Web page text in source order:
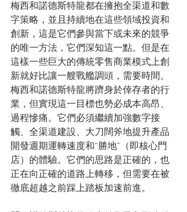
梅西和諾德斯特龍都在擁抱全渠道和數
字策略，並且持續地在這些領域投資和
創新，這是它們參與當下或未來的競爭
的唯一方法，它們深知這一點。但是在
這樣一些巨大的傳統零售商業模式上創
新就好比讓一艘戰艦調頭，需要時間。
梅西和諾德斯特龍將躋身於倖存者的行
業，但實現這一目標也勢必成本高昂、
過程慘痛。它們必須繼續加強數字接
觸、全渠道建設、大刀闊斧地提升產品
開發週期運轉速度和“勝地”（即核心門
店）的體驗。它們的思路是正確的，也
正在向正確的道路上轉移，但需要在被
徹底超越之前踩上踏板加速前進。